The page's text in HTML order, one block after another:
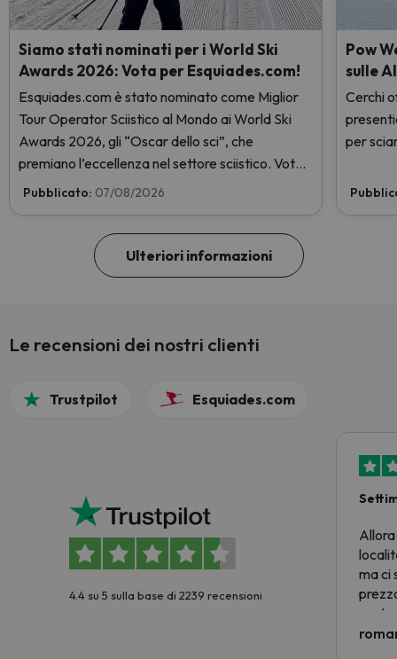
Siamo stati nominati per i World Ski
Awards 2026: Vota per Esquiades.com!
Esquiades.com è stato nominato come Miglior
Tour Operator Sciistico al Mondo ai World Ski
Awards 2026, gli “Oscar dello sci”, che
premiano l’eccellenza nel settore sciistico. Vota
subito e aiutaci a arrivare in cima!
Pubblicato: 07/08/2026
Pow
sulle
Cerchi
per
Ulteriori informazioni
Le recensioni dei nostri clienti
Trustpilot Esquiades.com
4.4 su 5 sulla base di 2239 recensioni
Allora
ma ci